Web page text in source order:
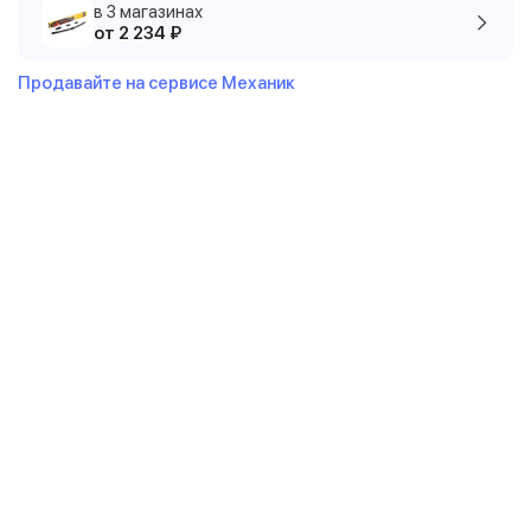
в 3 магазинах
от 2 234 ₽
Продавайте на сервисе Механик